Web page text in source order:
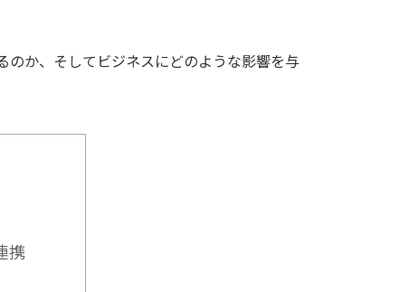
のか、そしてビジネスにどのような影響を与
携